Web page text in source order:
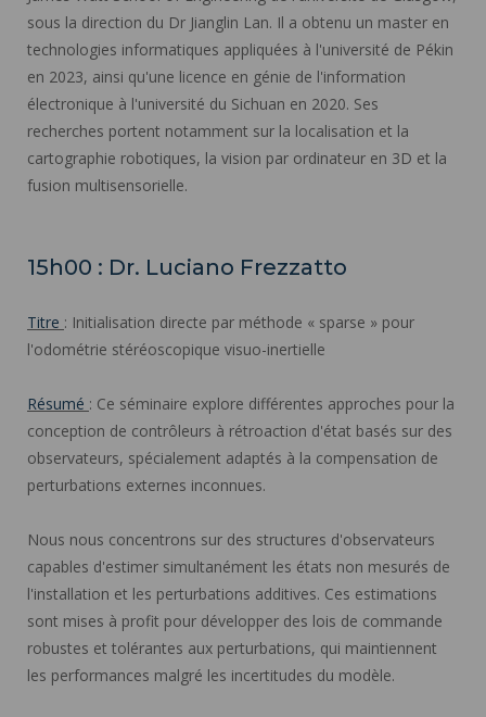
sous la direction du Dr Jianglin Lan. Il a obtenu un master en
technologies informatiques appliquées à l'université de Pékin
en 2023, ainsi qu'une licence en génie de l'information
électronique à l'université du Sichuan en 2020. Ses
recherches portent notamment sur la localisation et la
cartographie robotiques, la vision par ordinateur en 3D et la
fusion multisensorielle.
15h00 : Dr. Luciano Frezzatto
Titre : Initialisation directe par méthode « sparse » pour
l'odométrie stéréoscopique visuo-inertielle
Résumé : Ce séminaire explore différentes approches pour la
conception de contrôleurs à rétroaction d'état basés sur des
observateurs, spécialement adaptés à la compensation de
perturbations externes inconnues.
Nous nous concentrons sur des structures d'observateurs
capables d'estimer simultanément les états non mesurés de
l'installation et les perturbations additives. Ces estimations
sont mises à profit pour développer des lois de commande
robustes et tolérantes aux perturbations, qui maintiennent
les performances malgré les incertitudes du modèle.